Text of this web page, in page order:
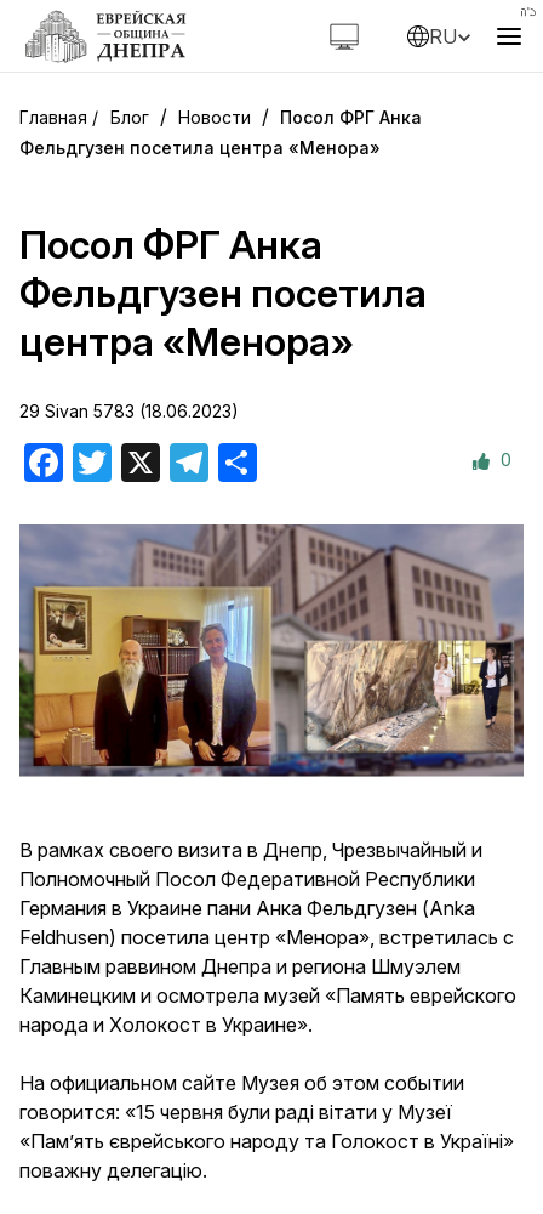
RU
Блог / Новости / Посол ФРГ Анка
Фельдгузен посетила центра «Менора»
Посол ФРГ Анка
Фельдгузен посетила
центра «Менора»
29 Sivan 5783 (18.06.2023)
Facebook
Twitter Telegram 0
В рамках своего визита в Днепр, Чрезвычайный и
Полномочный Посол Федеративной Республики
Германия в Украине пани Анка Фельдгузен (Anka
Feldhusen) посетила центр «Менора», встретилась с
Главным раввином Днепра и региона Шмуэлем
Каминецким и осмотрела музей «Память еврейского
народа и Холокост в Украине».
На официальном сайте Музея об этом событии
говорится: «15 червня були раді вітати у Музеї
«Пам’ять єврейського народу та Голокост в Україні»
поважну делегацію.